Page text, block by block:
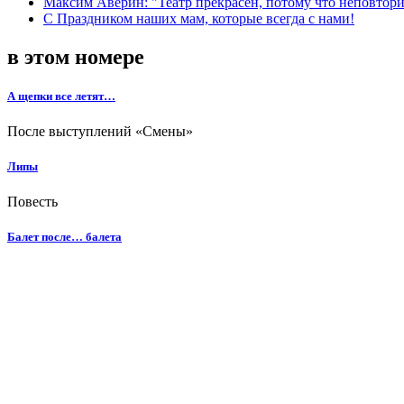
С Праздником наших мам, которые всегда с нами!
в этом номере
А щепки все летят…
После выступлений «Смены»
Липы
Повесть
Балет после… балета